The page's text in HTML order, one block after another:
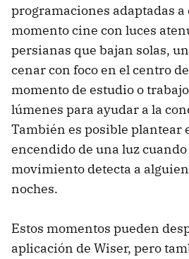
programaciones adaptadas a
momento cine con luces
persianas que bajan solas,
cenar con foco en el centro
momento de estudio o
lúmenes para ayudar a la
También es posible plantear
encendido de una luz
movimiento detecta a
noches.
Estos momentos pueden
aplicación de Wiser, pero